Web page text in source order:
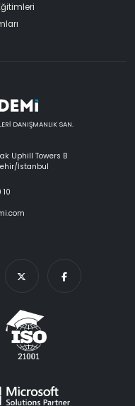
DANIŞMANLIK SAN.
Uphill Towers B
İstanbul